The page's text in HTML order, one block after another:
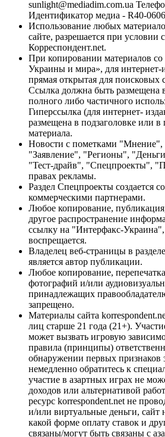
sunlight@mediadim.com.ua
Идентификатор медиа - R40-
Использование любых
сайте, разрешается при условии
Корреспондент.net.
При копировании материалов
Украины и мира», для интернет-
прямая открытая для поисковых
Ссылка должна быть размещена
полного либо частичного
Гиперссылка (для интернет-
размещена в подзаголовке или в
материала.
Новости с пометками "Мнение",
"Заявление", "Регионы",
"Тест-драйв", "Спецпроекты",
правах рекламы.
Раздел Спецпроекты создается
коммерческими партнерами.
Любое копирование,
другое распространение
ссылку на "Интерфакс-
воспрещается.
Владелец веб-страницы в
является автор публикации.
Любое копирование,
фотографий и/или
принадлежащих
запрещено.
Материалы сайта
лиц старше 21 года (21+).
может вызвать игровую
правила (принципы)
обнаружении первых признаков
немедленно обратитесь к
участие в азартных играх не
доходов или альтернативой
ресурс korrespondent.net не
и/или виртуальные деньги, сайт
какой форме оплату ставок и
связаны/могут быть связаны с